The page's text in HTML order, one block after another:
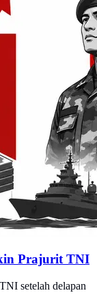
Prajurit TNI
setelah delapan